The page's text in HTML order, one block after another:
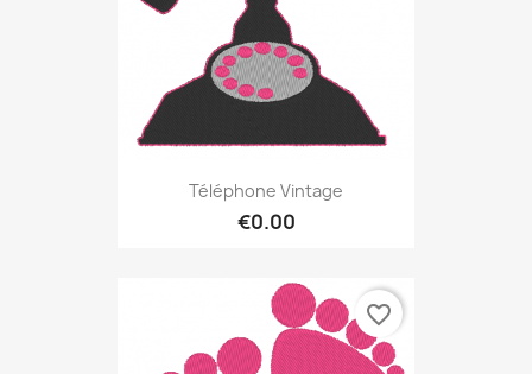
Téléphone Vintage
€0.00
favorite_border